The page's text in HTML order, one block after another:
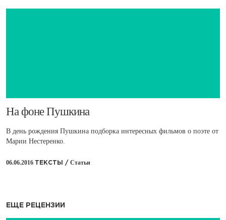
​На фоне Пушкина
В день рождения Пушкина подборка интересных фильмов о поэте от
Марии Нестеренко.
06.06.2016 ТЕКСТЫ / Статьи
ЕЩЕ РЕЦЕНЗИИ